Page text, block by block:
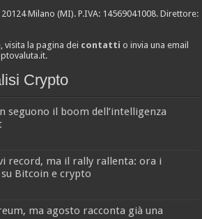
20124 Milano (MI). P.IVA: 14569041008. Direttore:
visita la pagina dei contatti o invia una email
.
Crypto
seguono il boom dell’intelligenza
record, ma il rally rallenta: ora i
Bitcoin e crypto
ma agosto racconta già una